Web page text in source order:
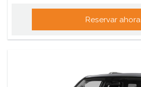
Reservar ahora